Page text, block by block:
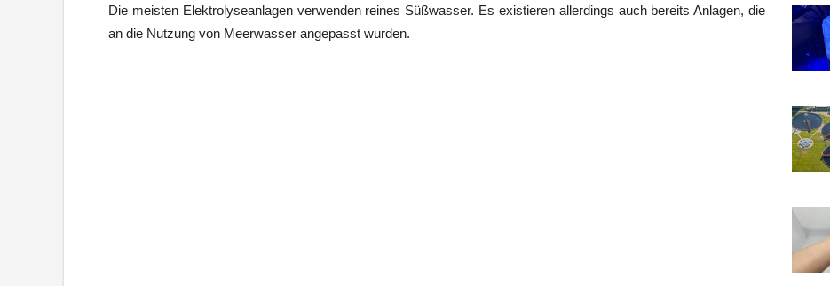
Die meisten Elektrolyseanlagen verwenden reines Süßwasser. Es existieren allerdings auch bereits Anlagen, die
an die Nutzung von Meerwasser angepasst wurden.